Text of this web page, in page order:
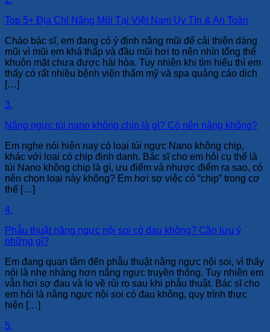
Top 5+ Địa Chỉ Nâng Mũi Tại Việt Nam Uy Tín & An Toàn
Chào bác sĩ, em đang có ý định nâng mũi để cải thiện dáng
mũi vì mũi em khá thấp và đầu mũi hơi to nên nhìn tổng thể
khuôn mặt chưa được hài hòa. Tuy nhiên khi tìm hiểu thì em
thấy có rất nhiều bệnh viện thẩm mỹ và spa quảng cáo dịch
[…]
3.
Nâng ngực túi nano không chip là gì? Có nên nâng không?
Em nghe nói hiện nay có loại túi ngực Nano không chip,
khác với loại có chip định danh. Bác sĩ cho em hỏi cụ thể là
túi Nano không chip là gì, ưu điểm và nhược điểm ra sao, có
nên chọn loại này không? Em hơi sợ việc có “chip” trong cơ
thể […]
4.
Phẫu thuật nâng ngực nội soi có đau không? Cần lưu ý
những gì?
Em đang quan tâm đến phẫu thuật nâng ngực nội soi, vì thấy
nói là nhẹ nhàng hơn nâng ngực truyền thống. Tuy nhiên em
vẫn hơi sợ đau và lo về rủi ro sau khi phẫu thuật. Bác sĩ cho
em hỏi là nâng ngực nội soi có đau không, quy trình thực
hiện […]
5.